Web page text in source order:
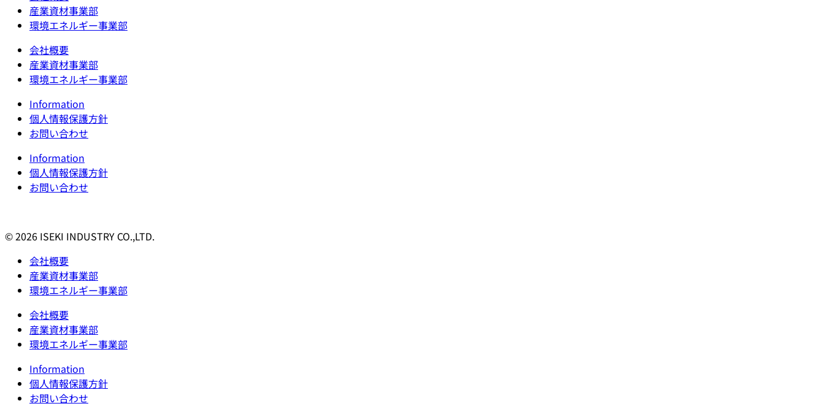
産業資材事業部
環境エネルギー事業部
会社概要
産業資材事業部
環境エネルギー事業部
Information
個人情報保護方針
お問い合わせ
Information
個人情報保護方針
お問い合わせ
© 2026 ISEKI INDUSTRY CO.,LTD.
会社概要
産業資材事業部
環境エネルギー事業部
会社概要
産業資材事業部
環境エネルギー事業部
Information
個人情報保護方針
お問い合わせ